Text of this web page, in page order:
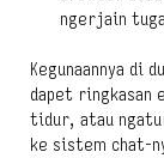
ngerjain
Kegunaannya di
dapet ringkasan
tidur, atau
ke sistem chat-